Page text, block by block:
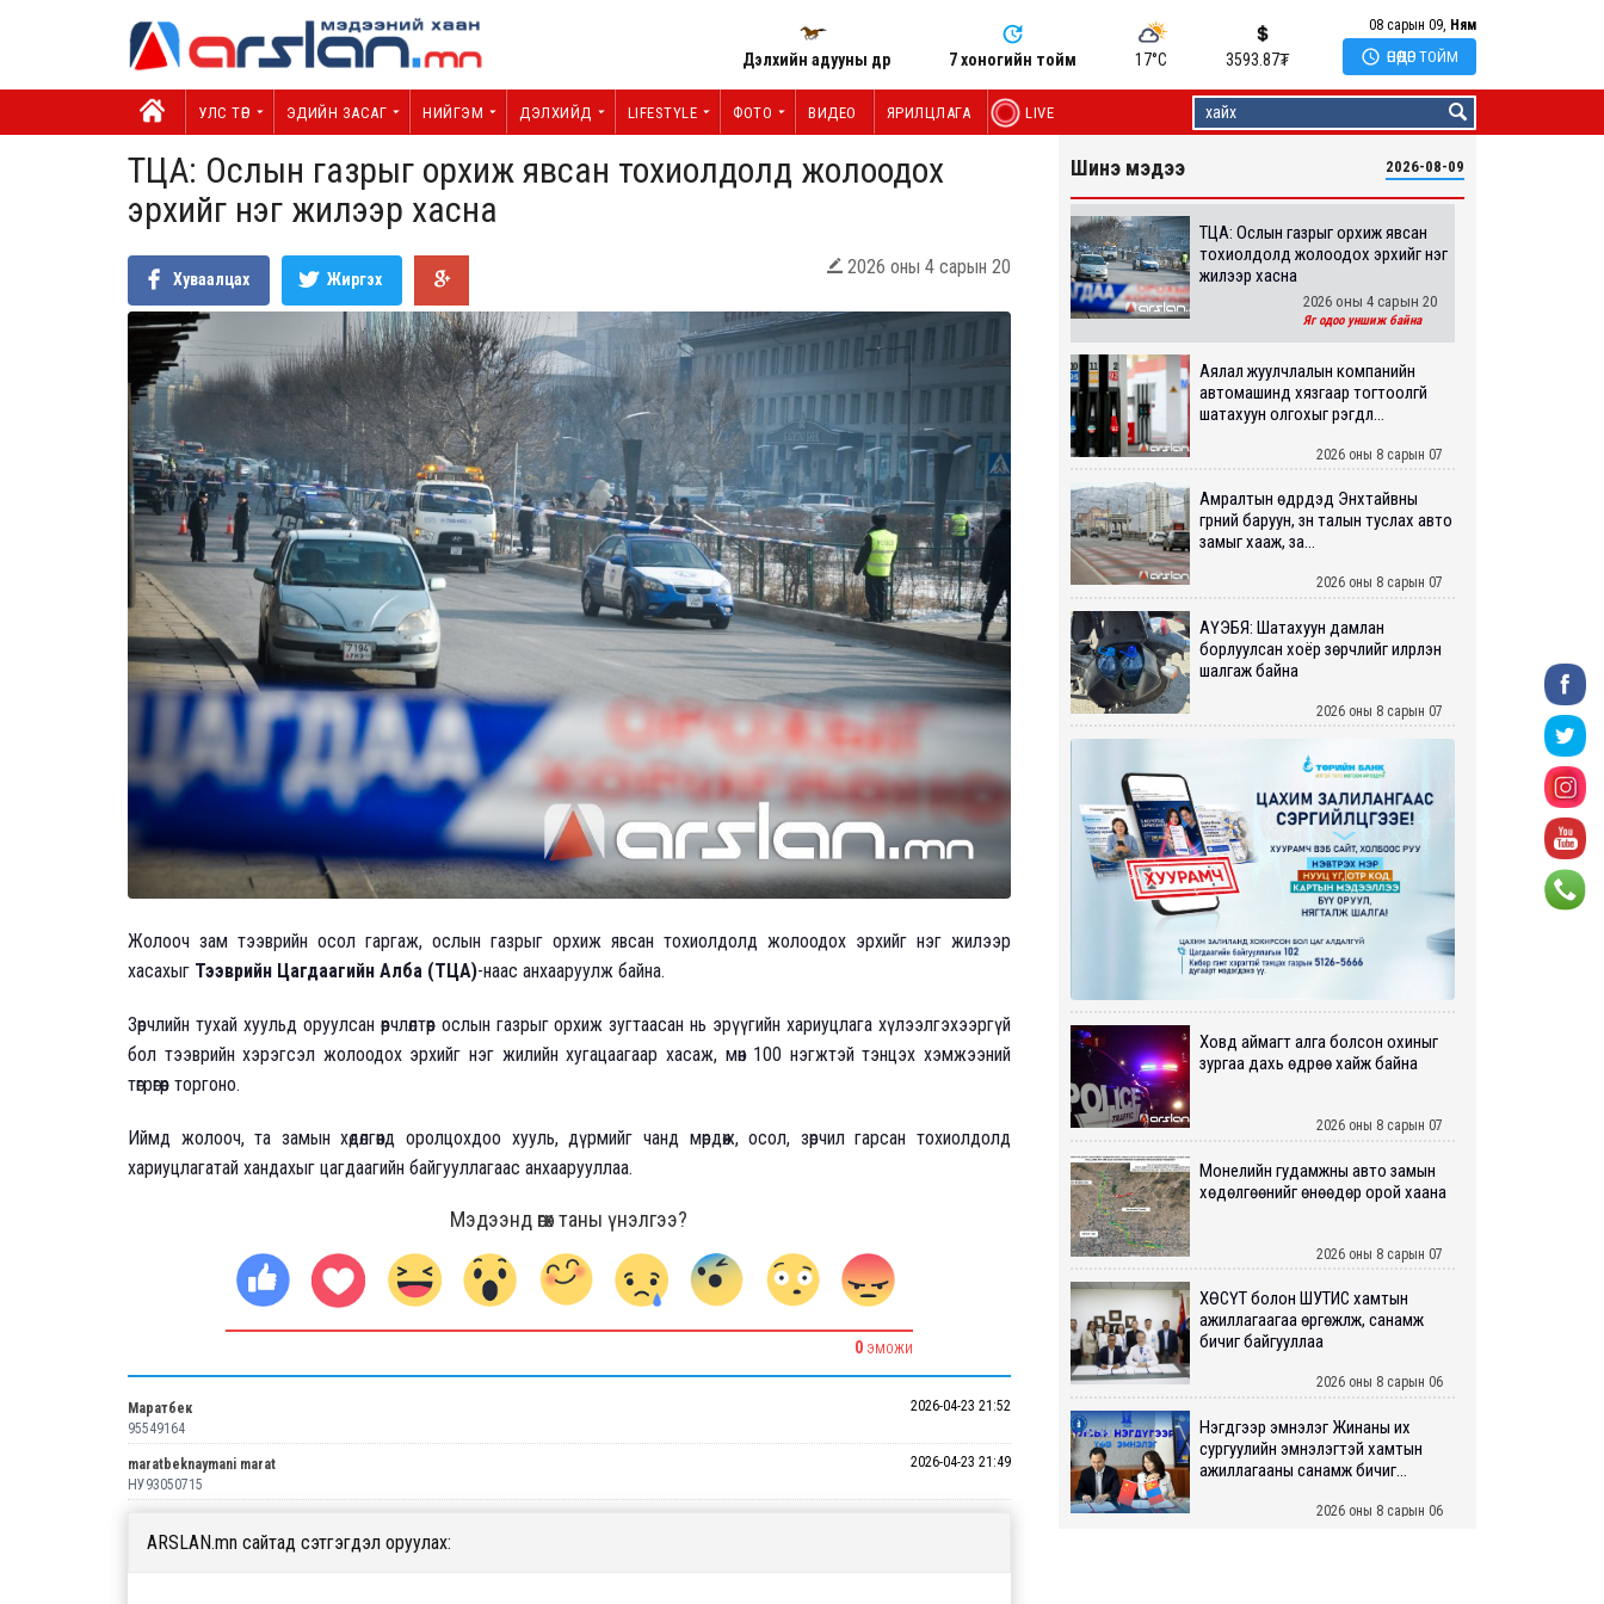
Дэлхийн адууны өдөр 7 хоногийн тойм 17°C 3593.87₮
08 сарын 09, Ням
 ӨНӨӨДӨР ТОЙМ
УЛС ТӨР ЭДИЙН ЗАСАГ НИЙГЭМ ДЭЛХИЙД LIFESTYLE ФОТО ВИДЕО ЯРИЛЦЛАГА LIVE
ТЦА: Ослын газрыг орхиж явсан тохиолдолд жолоодох
эрхийг нэг жилээр хасна
Хуваалцах Жиргэх
 2026 оны 4 сарын 20
Жолооч зам тээврийн осол гаргаж, ослын газрыг орхиж явсан тохиолдолд жолоодох эрхийг нэг жилээр
хасахыг Тээврийн Цагдаагийн Алба (ТЦА)-наас анхааруулж байна.
Зөрчлийн тухай хуульд оруулсан өөрчлөлтөөр ослын газрыг орхиж зугтаасан нь эрүүгийн хариуцлага хүлээлгэхээргүй
бол тээврийн хэрэгсэл жолоодох эрхийг нэг жилийн хугацаагаар хасаж, мөн 100 нэгжтэй тэнцэх хэмжээний
төгрөгөөр торгоно.
Иймд жолооч, та замын хөдөлгөөнд оролцохдоо хууль, дүрмийг чанд мөрдөж, осол, зөрчил гарсан тохиолдолд
хариуцлагатай хандахыг цагдаагийн байгууллагаас анхаарууллаа.
Мэдээнд өгөх таны үнэлгээ?
0 ЭМОЖИ
Маратбек
2026-04-23 21:52
95549164
maratbeknaymani marat
2026-04-23 21:49
НУ93050715
ARSLAN.mn сайтад сэтгэгдэл оруулах:
Шинэ мэдээ 2026-08-09
ТЦА: Ослын газрыг орхиж явсан
тохиолдолд жолоодох эрхийг нэг
жилээр хасна
2026 оны 4 сарын 20
Яг одоо уншиж байна
Аялал жуулчлалын компанийн
автомашинд хязгаар тогтоолгүй
шатахуун олгохыг үүрэгдл...
2026 оны 8 сарын 07
Амралтын өдрүүдэд Энхтайвны
гүүрний баруун, зүүн талын туслах авто
замыг хааж, за...
2026 оны 8 сарын 07
АҮЭБЯ: Шатахуун дамлан
борлуулсан хоёр зөрчлийг илрүүлэн
шалгаж байна
2026 оны 8 сарын 07
Ховд аймагт алга болсон охиныг
зургаа дахь өдрөө хайж байна
2026 оны 8 сарын 07
Монелийн гудамжны авто замын
хөдөлгөөнийг өнөөдөр орой хаана
2026 оны 8 сарын 07
ХӨСҮТ болон ШУТИС хамтын
ажиллагаагаа өргөжүүлж, санамж
бичиг байгууллаа
2026 оны 8 сарын 06
Нэгдүгээр эмнэлэг Жинаны их
сургуулийн эмнэлэгтэй хамтын
ажиллагааны санамж бичиг...
2026 оны 8 сарын 06